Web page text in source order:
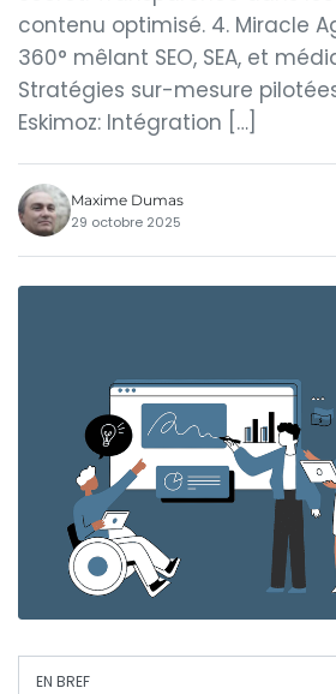
contenu optimisé. 4. Miracle
360° mêlant SEO, SEA, et
Stratégies sur-mesure
Eskimoz: Intégration […]
Maxime Dumas
29 octobre 2025
EN BREF